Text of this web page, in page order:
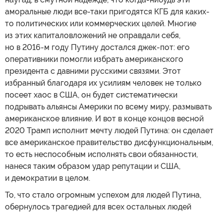
аморальные люди все-таки пригодятся КГБ для каких-
то политических или коммерческих целей. Многие
из этих капиталовложений не оправдали себя,
но в 2016-м году Путину достался джек-пот: его
оперативники помогли избрать американского
президента с давними русскими связями. Этот
избранный благодаря их усилиям человек не только
посеет хаос в США, он будет систематически
подрывать альянсы Америки по всему миру, размывать
американское влияние. И вот в конце концов весной
2020 Трамп исполнит мечту людей Путина: он сделает
все американское правительство дисфункциональным,
то есть неспособным исполнять свои обязанности,
нанеся таким образом удар репутации и США,
и демократии в целом.
То, что стало огромным успехом для людей Путина,
обернулось трагедией для всех остальных людей